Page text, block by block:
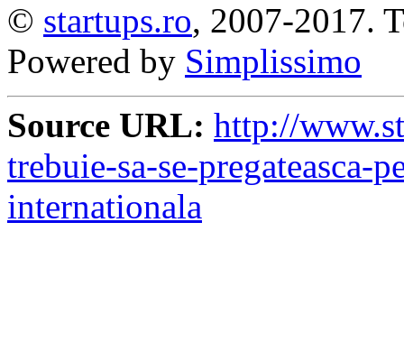
© startups.ro, 2007-2017.
Powered by Simplissimo
Source URL: http://
trebuie-sa-se-
internationala